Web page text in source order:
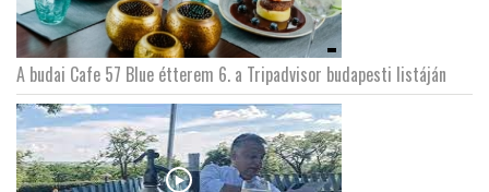
A budai Cafe 57 Blue étterem 6. a Tripadvisor budapesti listáján